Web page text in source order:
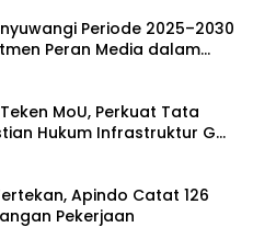
Periode 2025–2030
Peran Media dalam
MoU, Perkuat Tata
Hukum Infrastruktur Gas
Apindo Catat 126
Pekerjaan